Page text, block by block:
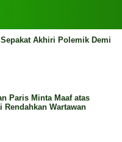
Akhiri Polemik Demi
Paris Minta Maaf atas
Rendahkan Wartawan